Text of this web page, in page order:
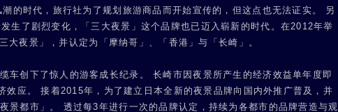
的时代，旅行社为了规划旅游商品而开始宣传的，但这点也无法证实。 另
生了剧烈变化，「三大夜景」这个品牌也已迈入崭新的时代。在2012年举
夜景」，并认定为「摩纳哥」、「香港」与「长崎」。
车创下了惊人的游客成长纪录。 长崎市因夜景所产生的经济效益单年度即
效应。 接着2015年，为了建立日本全新的夜景品牌向国内外推广普及，并
景都市」。 透过每3年进行一次的品牌认定，持续为各都市的品牌营造与观